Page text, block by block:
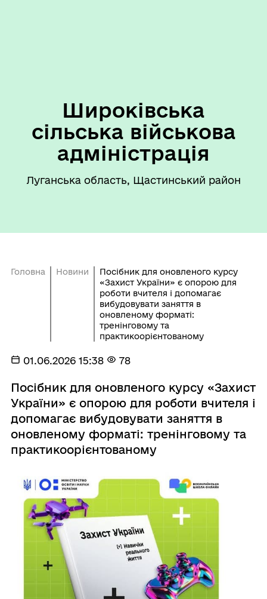
Широківська
сільська військова
адміністрація
Луганська область, Щастинський район
Головна Новини
Посібник для оновленого курсу
«Захист України» є опорою для
роботи вчителя і допомагає
вибудовувати заняття в
оновленому форматі:
тренінговому та
практикоорієнтованому
01.06.2026 15:38 78
Посібник для оновленого курсу «Захист
України» є опорою для роботи вчителя і
допомагає вибудовувати заняття в
оновленому форматі: тренінговому та
практикоорієнтованому